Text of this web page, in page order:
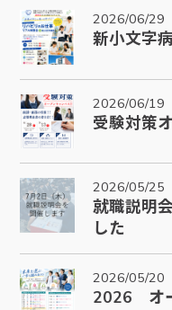
2026/06/29
新小文字
2026/06/19
受験対策
2026/05/25
就職説明
した
2026/05/20
2026 オ